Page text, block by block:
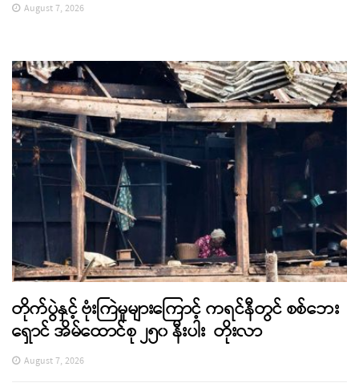
August 7, 2026
တိုက်ပွဲနှင့် ဗုံးကြဲမှုများကြောင့် ကရင်နီတွင် စစ်ဘေး
ရှောင် အိမ်ထောင်စု ၂၅၀ နီးပါး တိုးလာ
August 7, 2026